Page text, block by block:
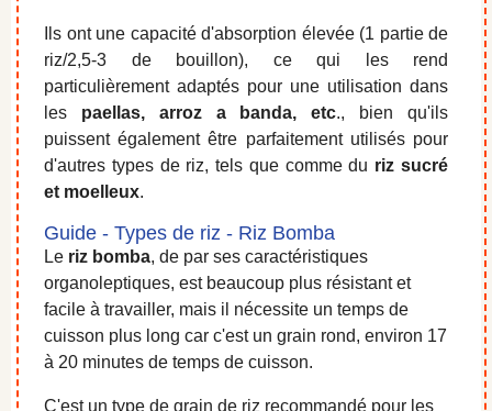
Ils ont une capacité d'absorption élevée (1 partie de
riz/2,5-3 de bouillon), ce qui les rend
particulièrement adaptés pour une utilisation dans
les paellas, arroz a banda, etc., bien qu'ils
puissent également être parfaitement utilisés pour
d'autres types de riz, tels que comme du riz sucré
et moelleux.
Guide - Types de riz - Riz Bomba
Le riz bomba, de par ses caractéristiques
organoleptiques, est beaucoup plus résistant et
facile à travailler, mais il nécessite un temps de
cuisson plus long car c'est un grain rond, environ 17
à 20 minutes de temps de cuisson.
C'est un type de grain de riz recommandé pour les